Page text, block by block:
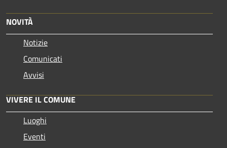
NOVITÀ
Notizie
Comunicati
Avvisi
VIVERE IL COMUNE
Luoghi
Eventi